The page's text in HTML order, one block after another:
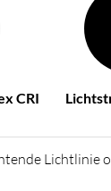
CRI
Lichtlinie